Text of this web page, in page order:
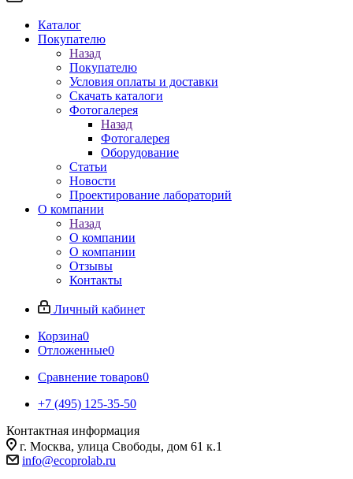
Каталог
Покупателю
Назад
Покупателю
Условия оплаты и доставки
Скачать каталоги
Фотогалерея
Назад
Фотогалерея
Оборудование
Статьи
Новости
Проектирование лабораторий
О компании
Назад
О компании
О компании
Отзывы
Контакты
Личный кабинет
Корзина0
Отложенные0
Сравнение товаров0
+7 (495) 125-35-50
Контактная информация
г. Москва, улица Свободы, дом 61 к.1
info@ecoprolab.ru